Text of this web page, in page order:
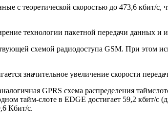
с теоретической скоростью до 473,6 кбит/
технологии пакетной передачи данных и
схемой радиодоступа GSM. При этом
значительное увеличение скорости
GPRS схема распределения
тайм-слоте в EDGE достигает 59,2 кбит/
Кбит/с.